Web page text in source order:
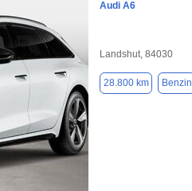
Audi A6
Landshut, 84030
28.800 km Benzin